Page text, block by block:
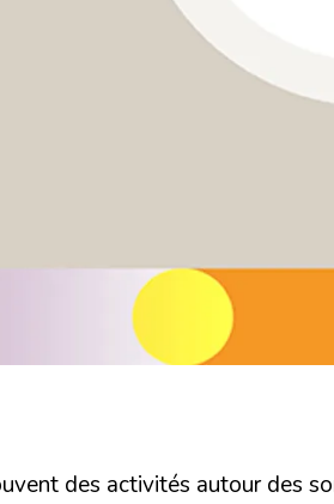
des activités autour des